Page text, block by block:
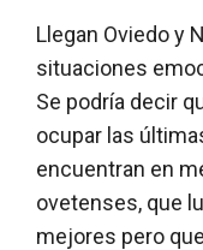
Llegan Oviedo y
situaciones
Se podría decir
ocupar las
encuentran en
ovetenses, que
mejores pero